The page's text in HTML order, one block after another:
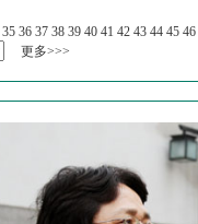
35 36 37 38 39 40 41 42 43 44 45 46
更多>>>